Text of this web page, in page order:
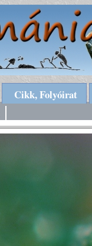
Cikk, Folyóirat